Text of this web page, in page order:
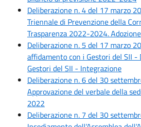
Deliberazione n. 4 del 17 marzo
Triennale di Prevenzione della
Trasparenza 2022-2024. Adozione
Deliberazione n. 5 del 17 marzo
affidamento con i Gestori del SII -
Gestori del SII - Integrazione
Deliberazione n. 6 del 30
Approvazione del verbale della
2022
Deliberazione n. 7 del 30